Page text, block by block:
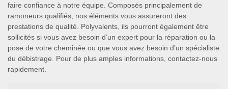
faire confiance à notre équipe. Composés principalement de
ramoneurs qualifiés, nos éléments vous assureront des
prestations de qualité. Polyvalents, ils pourront également être
sollicités si vous avez besoin d’un expert pour la réparation ou la
pose de votre cheminée ou que vous avez besoin d’un spécialiste
du débistrage. Pour de plus amples informations, contactez-nous
rapidement.